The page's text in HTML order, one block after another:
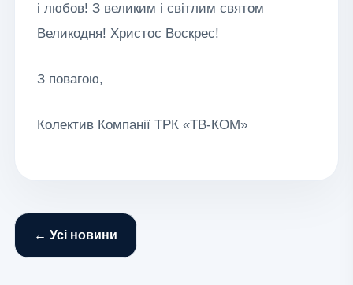
і любов! З великим і світлим святом
Великодня! Христос Воскрес!
З повагою,
Колектив Компанії ТРК «ТВ-КОМ»
← Усі новини